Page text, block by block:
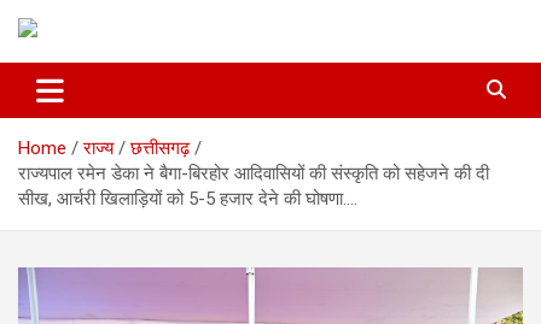
Chhattisgarh Star
Home राज्य
छत्तीसगढ़
राज्यपाल रमेन डेका ने बैगा-बिरहोर आदिवासियों की संस्कृति को सहेजने की दी
सीख, आर्चरी खिलाड़ियों को 5-5 हजार देने की घोषणा….